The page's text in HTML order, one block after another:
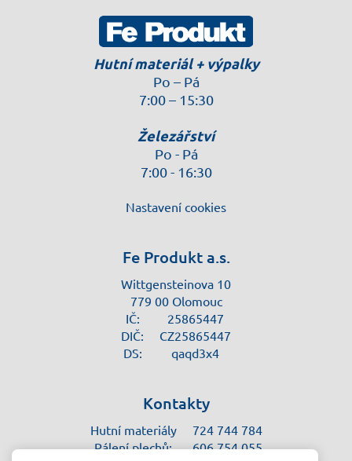
Hutní materiál + výpalky
Po – Pá
7:00 – 15:30
Železářství
Po - Pá
7:00 - 16:30
Nastavení cookies
Fe Produkt a.s.
Wittgensteinova 10
779 00 Olomouc
IČ:
DIČ:
DS:
25865447
CZ25865447
qaqd3x4
Kontakty
Hutní materiály
Pálení plechů:
724 744 784
606 754 055